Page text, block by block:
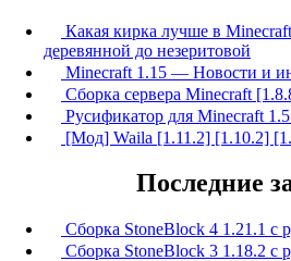
Какая кирка лучше в
деревянной до незеритовой
Minecraft 1.15 — Новости и
Сборка сервера Minecraft
Русификатор для Minecraft
[Мод] Waila [1.11.2] [1.10.2]
Последние
Сборка StoneBlock 4 1.21.1 с
Сборка StoneBlock 3 1.18.2 с